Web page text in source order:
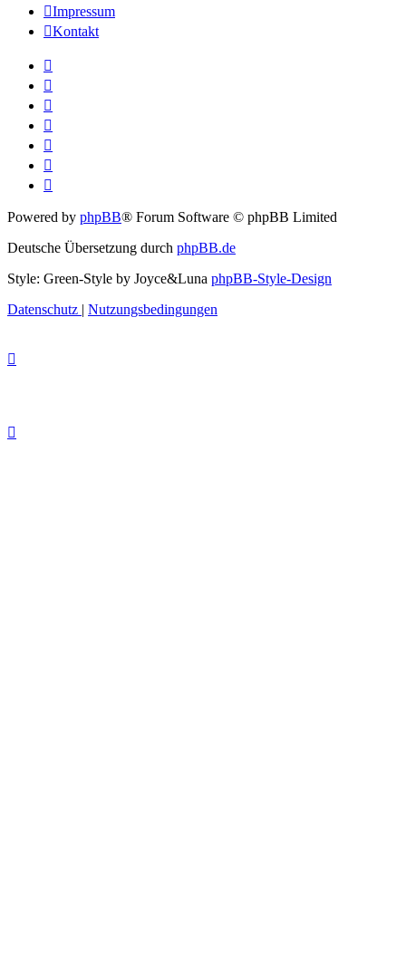
Impressum
Kontakt
Powered by phpBB® Forum Software © phpBB Limited
Deutsche Übersetzung durch phpBB.de
Style: Green-Style by Joyce&Luna phpBB-Style-Design
Datenschutz | Nutzungsbedingungen